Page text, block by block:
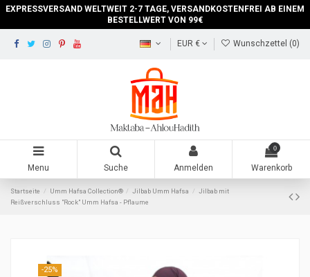
EXPRESSVERSAND WELTWEIT 2-7 TAGE, VERSANDKOSTENFREI AB EINEM
BESTELLWERT VON 99€
EUR € Wunschzettel (0)
Menu Suche Anmelden
0
Warenkorb
Startseite Umm Hafsa Collection® Jilbab Umm Hafsa
Jilbab mit
Reißverschluss "Rock" Umm Hafsa - Pflaume
-25%